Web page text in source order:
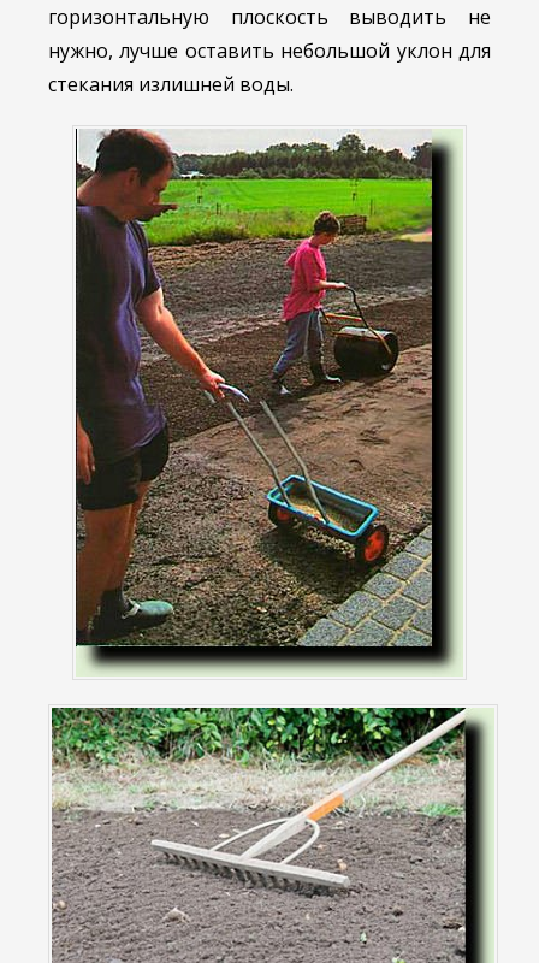
горизонтальную плоскость выводить не
нужно, лучше оставить небольшой уклон для
стекания излишней воды.